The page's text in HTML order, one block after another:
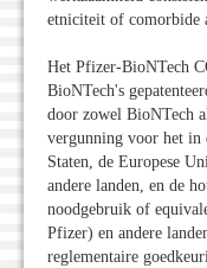
etniciteit of comorbide
Het Pfizer-BioNTech
BioNTech's
door zowel BioNTech
vergunning voor het in
Staten, de Europese
andere landen, en de
noodgebruik of
Pfizer) en andere
reglementaire